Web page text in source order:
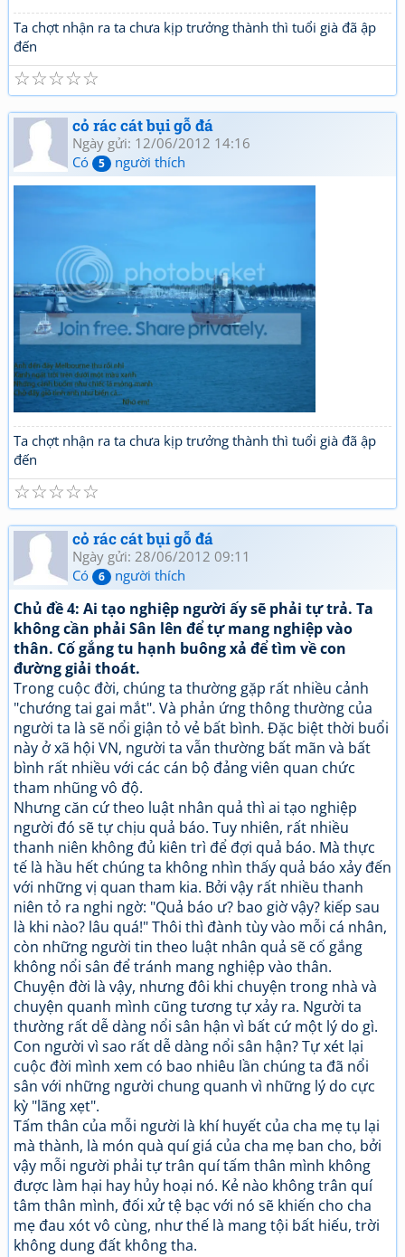
Ta chợt nhận ra ta chưa kịp trưởng thành thì tuổi già đã ập
đến
☆
☆
☆
☆
☆
cỏ rác cát bụi gỗ đá
Ngày gửi: 12/06/2012 14:16
Có
5 người thích
Ta chợt nhận ra ta chưa kịp trưởng thành thì tuổi già đã ập
đến
☆
☆
☆
☆
☆
cỏ rác cát bụi gỗ đá
Ngày gửi: 28/06/2012 09:11
Có
6 người thích
Chủ đề 4: Ai tạo nghiệp người ấy sẽ phải tự trả. Ta
không cần phải Sân lên để tự mang nghiệp vào
thân. Cố gắng tu hạnh buông xả để tìm về con
đường giải thoát.
Trong cuộc đời, chúng ta thường gặp rất nhiều cảnh
"chướng tai gai mắt". Và phản ứng thông thường của
người ta là sẽ nổi giận tỏ vẻ bất bình. Đặc biệt thời buổi
này ở xã hội VN, người ta vẫn thường bất mãn và bất
bình rất nhiều với các cán bộ đảng viên quan chức
tham nhũng vô độ.
Nhưng căn cứ theo luật nhân quả thì ai tạo nghiệp
người đó sẽ tự chịu quả báo. Tuy nhiên, rất nhiều
thanh niên không đủ kiên trì để đợi quả báo. Mà thực
tế là hầu hết chúng ta không nhìn thấy quả báo xảy đến
với những vị quan tham kia. Bởi vậy rất nhiều thanh
niên tỏ ra nghi ngờ: "Quả báo ư? bao giờ vậy? kiếp sau
là khi nào? lâu quá!" Thôi thì đành tùy vào mỗi cá nhân,
còn những người tin theo luật nhân quả sẽ cố gắng
không nổi sân để tránh mang nghiệp vào thân.
Chuyện đời là vậy, nhưng đôi khi chuyện trong nhà và
chuyện quanh mình cũng tương tự xảy ra. Người ta
thường rất dễ dàng nổi sân hận vì bất cứ một lý do gì.
Con người vì sao rất dễ dàng nổi sân hận? Tự xét lại
cuộc đời mình xem có bao nhiêu lần chúng ta đã nổi
sân với những người chung quanh vì những lý do cực
kỳ "lãng xẹt".
Tấm thân của mỗi người là khí huyết của cha mẹ tụ lại
mà thành, là món quà quí giá của cha mẹ ban cho, bởi
vậy mỗi người phải tự trân quí tấm thân mình không
được làm hại hay hủy hoại nó. Kẻ nào không trân quí
tâm thân mình, đối xử tệ bạc với nó sẽ khiến cho cha
mẹ đau xót vô cùng, như thế là mang tội bất hiếu, trời
không dung đất không tha.